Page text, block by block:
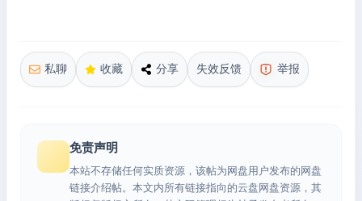
私聊 收藏 分享 失效反馈 举报
免责声明
本站不存储任何实质资源，该帖为网盘用户发布的网盘
链接介绍帖。本文内所有链接指向的云盘网盘资源，其